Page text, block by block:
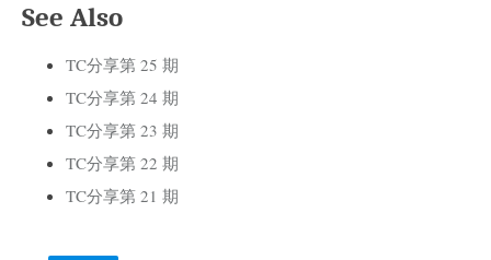
See Also
TC分享第 25 期
TC分享第 24 期
TC分享第 23 期
TC分享第 22 期
TC分享第 21 期